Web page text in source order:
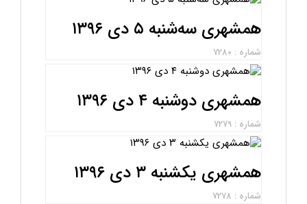
همشهری سه‌شنبه ۵ دی ۱۳۹۶
شماره : 7280
همشهری دوشنبه ۴ دی ۱۳۹۶
شماره : 7279
همشهری یکشنبه ۳ دی ۱۳۹۶
شماره : 7278